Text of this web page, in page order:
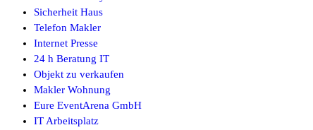
Sicherheit Haus
Telefon Makler
Internet Presse
24 h Beratung IT
Objekt zu verkaufen
Makler Wohnung
Eure EventArena GmbH
IT Arbeitsplatz